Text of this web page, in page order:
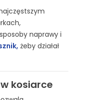
naprawy i
, żeby działał
kosiarce